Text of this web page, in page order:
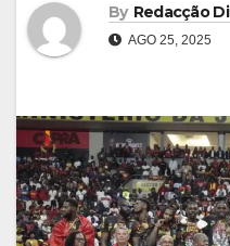
By Redacção
AGO 25, 2025